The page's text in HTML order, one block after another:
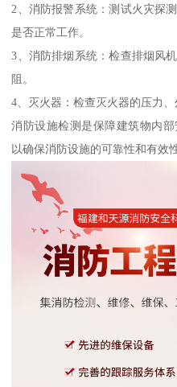
2、消防报警系统：测试火灾探
是否正常工作。
3、消防排烟系统：检查排烟风
阻。
4、灭火器：检查灭火器的压力、
消防设施检测是保障建筑物内
以确保消防设施的可靠性和有效性